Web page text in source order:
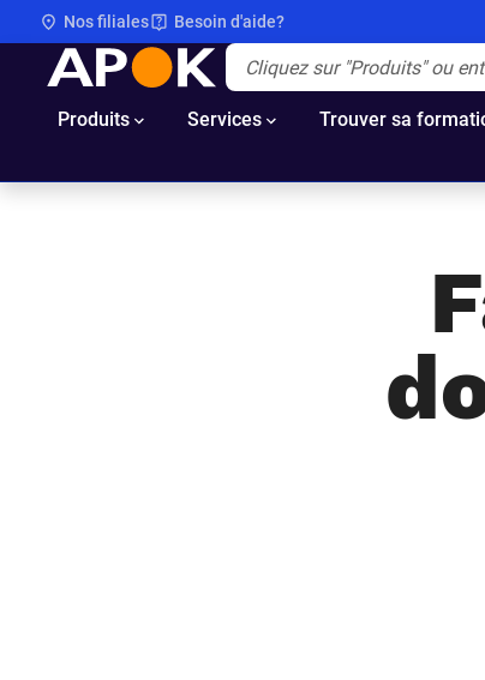
Nos filiales Besoin d'aide?
APOK
Produits Services Trouver sa